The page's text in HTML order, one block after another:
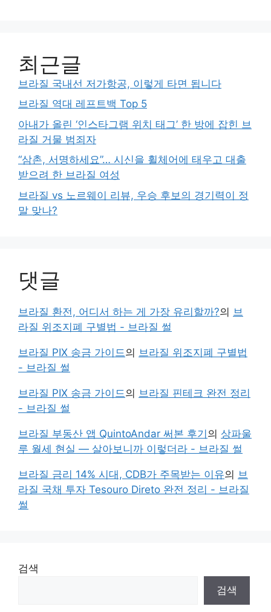
최근글
브라질 국내선 저가항공, 이렇게 타면 됩니다
브라질 역대 레프트백 Top 5
아내가 올린 ‘인스타그램 위치 태그’ 한 방에 잡힌 브
라질 거물 범죄자
“삼촌, 서명하세요”… 시신을 휠체어에 태우고 대출
받으려 한 브라질 여성
브라질 vs 노르웨이 리뷰, 우승 후보의 경기력이 정
말 맞나?
댓글
브라질 환전, 어디서 하는 게 가장 유리할까?의 브
라질 위조지폐 구별법 - 브라질 썰
브라질 PIX 송금 가이드의 브라질 위조지폐 구별법
- 브라질 썰
브라질 PIX 송금 가이드의 브라질 핀테크 완전 정리
- 브라질 썰
브라질 부동산 앱 QuintoAndar 써본 후기의 상파울
루 월세 현실 — 살아보니까 이렇더라 - 브라질 썰
브라질 금리 14% 시대, CDB가 주목받는 이유의 브
라질 국채 투자 Tesouro Direto 완전 정리 - 브라질
썰
검색
검색